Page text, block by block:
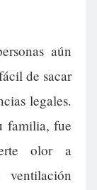
aún
de sacar
legales.
familia, fue
olor a